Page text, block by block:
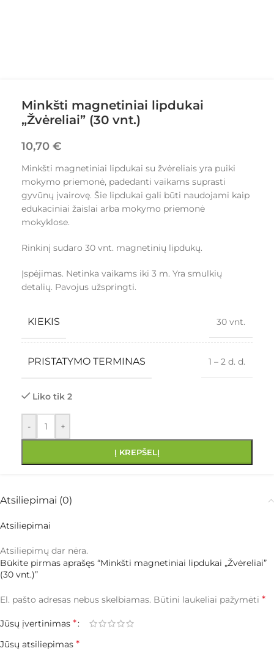
Minkšti magnetiniai lipdukai
„Žvėreliai” (30 vnt.)
10,70 €
Minkšti magnetiniai lipdukai su žvėreliais yra puiki
mokymo priemonė, padedanti vaikams suprasti
gyvūnų įvairovę. Šie lipdukai gali būti naudojami kaip
edukaciniai žaislai arba mokymo priemonė
mokyklose.
Rinkinį sudaro 30 vnt. magnetinių lipdukų.
Įspėjimas. Netinka vaikams iki 3 m. Yra smulkių
detalių. Pavojus užspringti.
KIEKIS 30 vnt.
PRISTATYMO TERMINAS 1 – 2 d. d.
Liko tik 2
- +
Į KREPŠELĮ
Atsiliepimai (0)
Atsiliepimai
Atsiliepimų dar nėra.
Būkite pirmas aprašęs “Minkšti magnetiniai lipdukai „Žvėreliai”
(30 vnt.)”
El. pašto adresas nebus skelbiamas. Būtini laukeliai pažymėti *
Jūsų įvertinimas *
Jūsų atsiliepimas *